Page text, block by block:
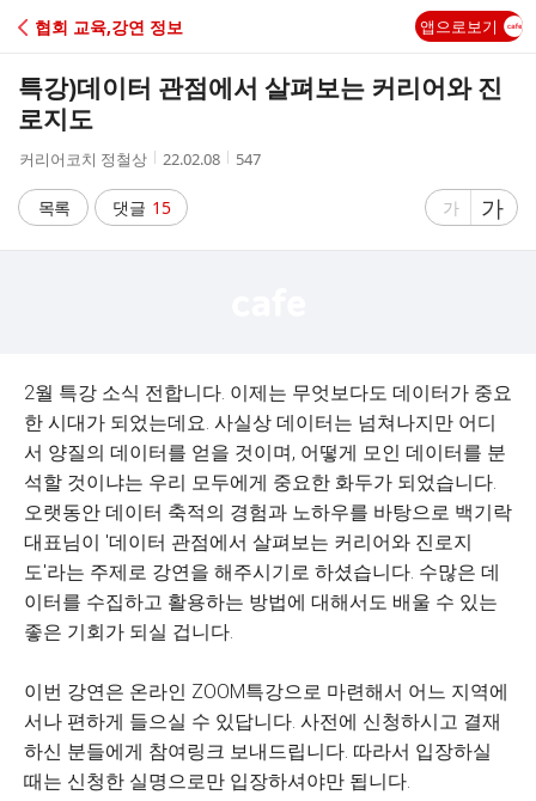
C
협회 교육,강연 정보 앱으로보기
특강)데이터 관점에서 살펴보는 커리어와 진
로지도
작
자
커리어코치 정철상
작
시
간
22.02.08
조
547
목록 댓글 15
글
게
가
글
자
게
가
2월 특강 소식 전합니다. 이제는 무엇보다도 데이터가 중요
한 시대가 되었는데요. 사실상 데이터는 넘쳐나지만 어디
서 양질의 데이터를 얻을 것이며, 어떻게 모인 데이터를 분
석할 것이냐는 우리 모두에게 중요한 화두가 되었습니다.
오랫동안 데이터 축적의 경험과 노하우를 바탕으로 백기락
대표님이 '데이터 관점에서 살펴보는 커리어와 진로지
도'라는 주제로 강연을 해주시기로 하셨습니다. 수많은 데
이터를 수집하고 활용하는 방법에 대해서도 배울 수 있는
좋은 기회가 되실 겁니다.
이번 강연은 온라인 ZOOM특강으로 마련해서 어느 지역에
서나 편하게 들으실 수 있답니다. 사전에 신청하시고 결재
하신 분들에게 참여링크 보내드립니다. 따라서 입장하실
때는 신청한 실명으로만 입장하셔야만 됩니다.